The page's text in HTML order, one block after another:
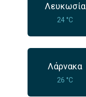
Λευκωσία
24 °C
Λάρνακα
26 °C